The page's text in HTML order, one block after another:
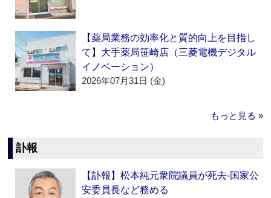
【薬局業務の効率化と質的向上を目指し
て】大手薬局笹崎店（三菱電機デジタル
イノベーション）
2026年07月31日 (金)
もっと見る »
訃報
【訃報】松本純元衆院議員が死去‐国家公
安委員長など務める